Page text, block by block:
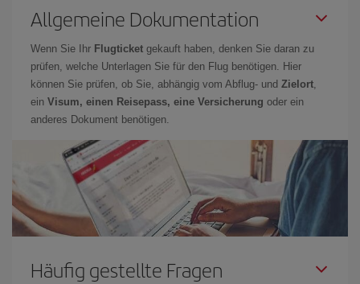
Allgemeine Dokumentation
Wenn Sie Ihr Flugticket gekauft haben, denken Sie daran zu
prüfen, welche Unterlagen Sie für den Flug benötigen. Hier
können Sie prüfen, ob Sie, abhängig vom Abflug- und Zielort,
ein Visum, einen Reisepass, eine Versicherung oder ein
anderes Dokument benötigen.
Häufig gestellte Fragen